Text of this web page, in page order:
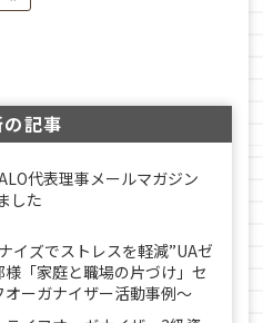
記事
代表理事メールマガジン
した
イズでストレスを軽減”UAゼ
様「家庭と職場の片づけ」セ
オーガナイザー活動事例〜